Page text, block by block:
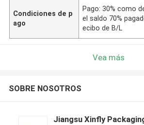
Condiciones de p
ago
Pago: 30% como
el saldo 70%
ecibo de B/L
Vea más
SOBRE NOSOTROS
Jiangsu Xinfly